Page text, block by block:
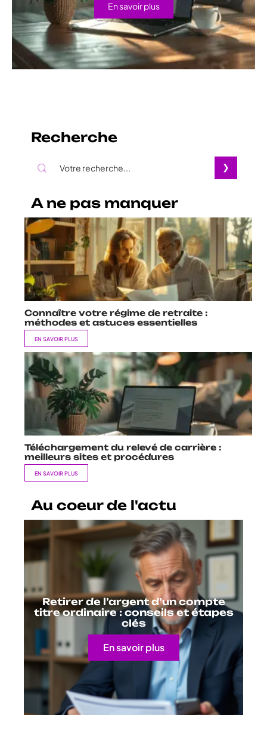
En savoir plus
Recherche
A ne pas manquer
Connaître votre régime de retraite :
méthodes et astuces essentielles
EN SAVOIR PLUS
Téléchargement du relevé de carrière :
meilleurs sites et procédures
EN SAVOIR PLUS
Au coeur de l'actu
Retirer de l’argent d’un compte
titre ordinaire : conseils et étapes
clés
En savoir plus